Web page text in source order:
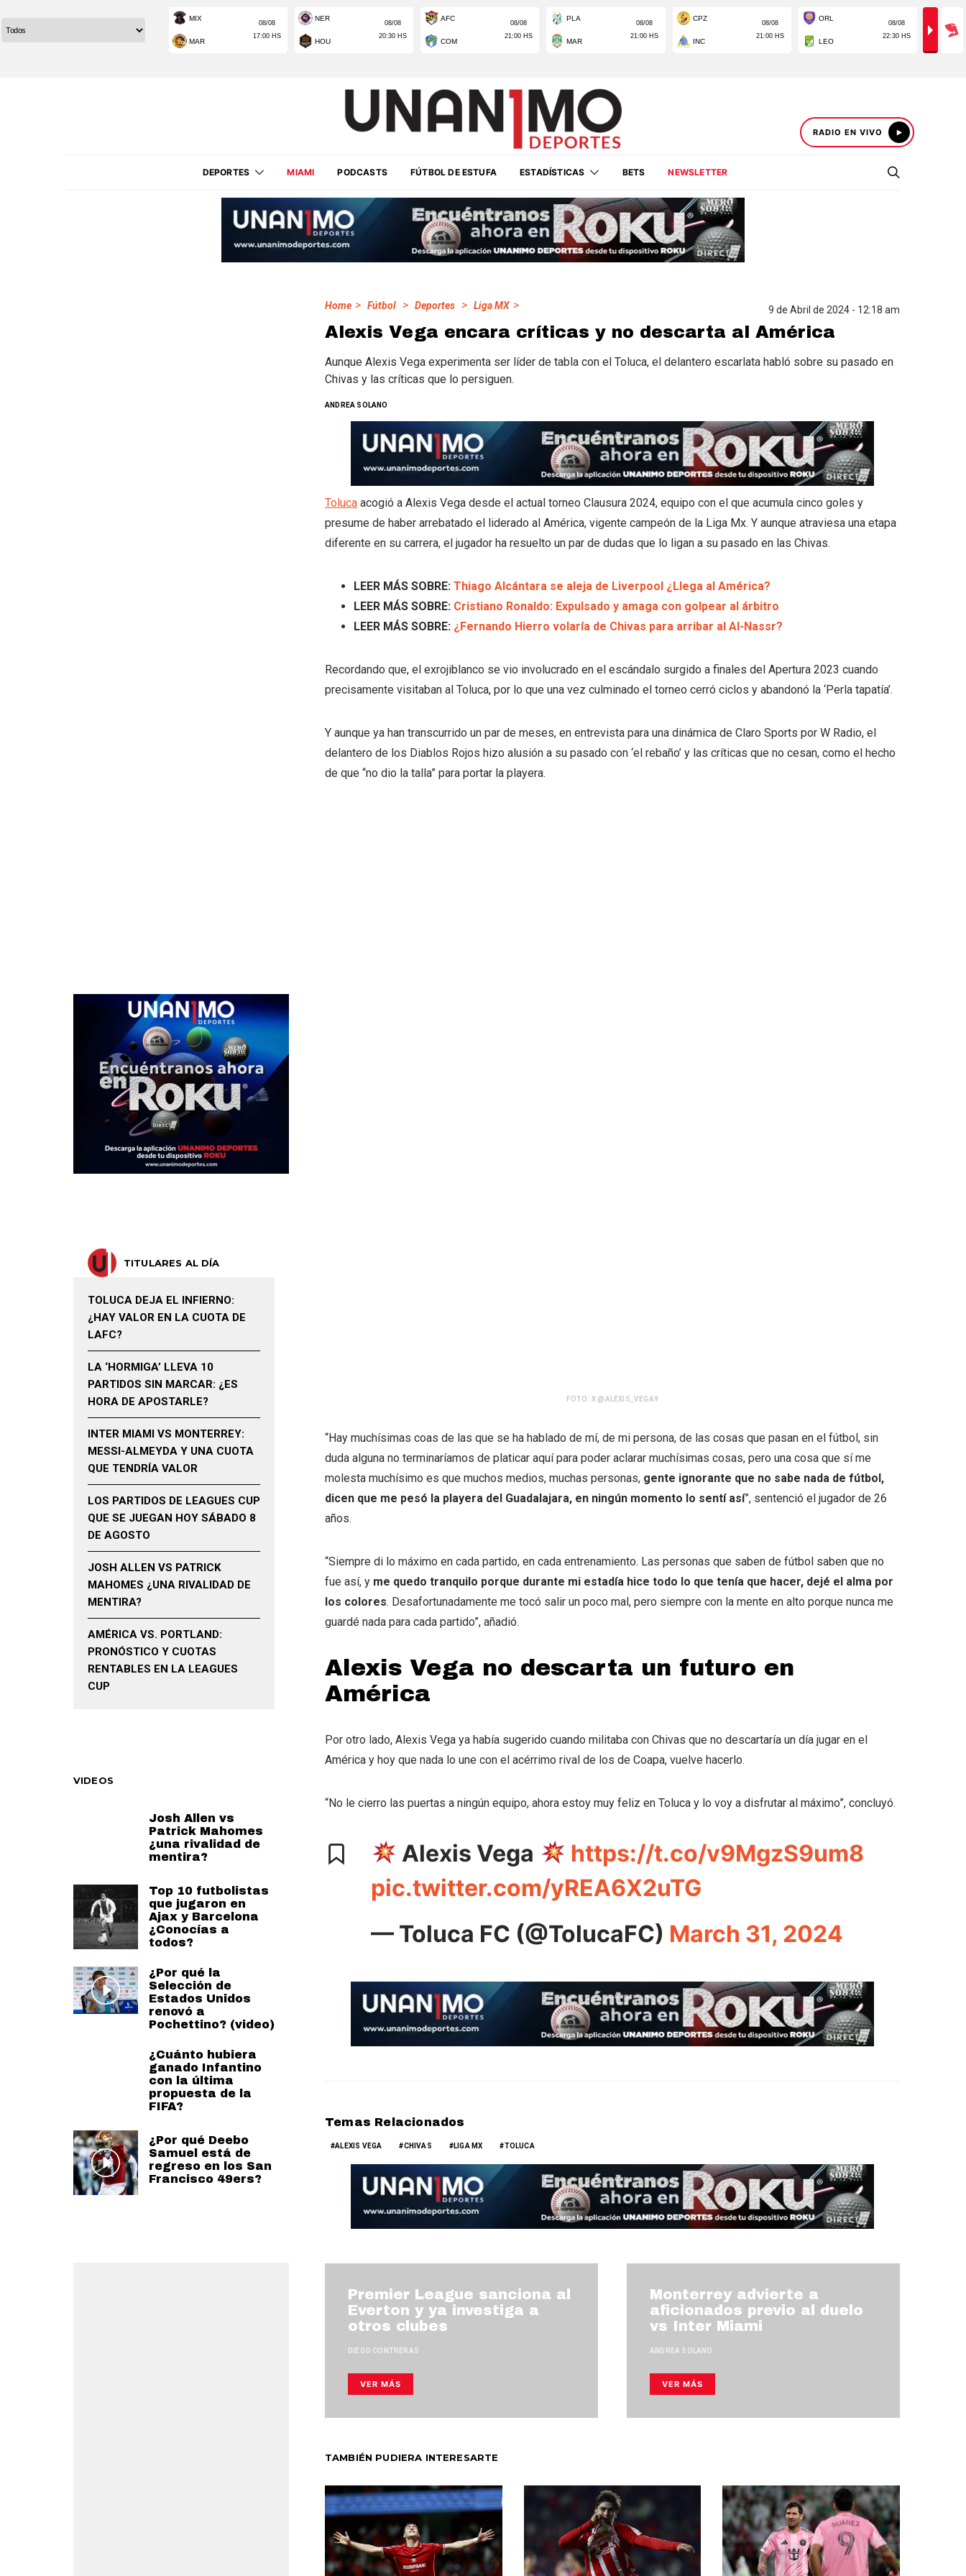
RADIO EN VIVO
DEPORTES MIAMI PODCASTS FÚTBOL DE ESTUFA ESTADÍSTICAS BETS NEWSLETTER
Home > Fútbol > Deportes > Liga MX > 9 de Abril de 2024 - 12:18 am
Alexis Vega encara críticas y no descarta al América
Aunque Alexis Vega experimenta ser líder de tabla con el Toluca, el delantero escarlata habló sobre su pasado en
Chivas y las críticas que lo persiguen.
ANDREA SOLANO
Toluca acogió a Alexis Vega desde el actual torneo Clausura 2024, equipo con el que acumula cinco goles y
presume de haber arrebatado el liderado al América, vigente campeón de la Liga Mx. Y aunque atraviesa una etapa
diferente en su carrera, el jugador ha resuelto un par de dudas que lo ligan a su pasado en las Chivas.
LEER MÁS SOBRE: Thiago Alcántara se aleja de Liverpool ¿Llega al América?
LEER MÁS SOBRE: Cristiano Ronaldo: Expulsado y amaga con golpear al árbitro
LEER MÁS SOBRE: ¿Fernando Hierro volaría de Chivas para arribar al Al-Nassr?
Recordando que, el exrojiblanco se vio involucrado en el escándalo surgido a finales del Apertura 2023 cuando
precisamente visitaban al Toluca, por lo que una vez culminado el torneo cerró ciclos y abandonó la ‘Perla tapatía’.
Y aunque ya han transcurrido un par de meses, en entrevista para una dinámica de Claro Sports por W Radio, el
delantero de los Diablos Rojos hizo alusión a su pasado con ‘el rebaño’ y las críticas que no cesan, como el hecho
de que “no dio la talla” para portar la playera.
FOTO: X @ALEXIS_VEGA9
“Hay muchísimas coas de las que se ha hablado de mí, de mi persona, de las cosas que pasan en el fútbol, sin
duda alguna no terminaríamos de platicar aquí para poder aclarar muchísimas cosas, pero una cosa que sí me
molesta muchísimo es que muchos medios, muchas personas, gente ignorante que no sabe nada de fútbol,
dicen que me pesó la playera del Guadalajara, en ningún momento lo sentí así”, sentenció el jugador de 26
años.
“Siempre di lo máximo en cada partido, en cada entrenamiento. Las personas que saben de fútbol saben que no
fue así, y me quedo tranquilo porque durante mi estadía hice todo lo que tenía que hacer, dejé el alma por
los colores. Desafortunadamente me tocó salir un poco mal, pero siempre con la mente en alto porque nunca me
guardé nada para cada partido”, añadió.
Alexis Vega no descarta un futuro en
América
Por otro lado, Alexis Vega ya había sugerido cuando militaba con Chivas que no descartaría un día jugar en el
América y hoy que nada lo une con el acérrimo rival de los de Coapa, vuelve hacerlo.
“No le cierro las puertas a ningún equipo, ahora estoy muy feliz en Toluca y lo voy a disfrutar al máximo”, concluyó.
Alexis Vega
https://t.co/v9MgzS9um8
pic.twitter.com/yREA6X2uTG
— Toluca FC (@TolucaFC) March 31, 2024
Temas Relacionados
ALEXIS VEGA CHIVAS LIGA MX TOLUCA
Premier League sanciona al
Everton y ya investiga a
otros clubes
DIEGO CONTRERAS
VER MÁS
Monterrey advierte a
aficionados previo al duelo
vs Inter Miami
ANDREA SOLANO
VER MÁS
TAMBIÉN PUDIERA INTERESARTE
TITULARES AL DÍA
TOLUCA DEJA EL INFIERNO:
¿HAY VALOR EN LA CUOTA DE
LAFC?
LA ‘HORMIGA’ LLEVA 10
PARTIDOS SIN MARCAR: ¿ES
HORA DE APOSTARLE?
INTER MIAMI VS MONTERREY:
MESSI-ALMEYDA Y UNA CUOTA
QUE TENDRÍA VALOR
LOS PARTIDOS DE LEAGUES CUP
QUE SE JUEGAN HOY SÁBADO 8
DE AGOSTO
JOSH ALLEN VS PATRICK
MAHOMES ¿UNA RIVALIDAD DE
MENTIRA?
AMÉRICA VS. PORTLAND:
PRONÓSTICO Y CUOTAS
RENTABLES EN LA LEAGUES
CUP
VIDEOS
Josh Allen vs
Patrick Mahomes
¿una rivalidad de
mentira?
Top 10 futbolistas
que jugaron en
Ajax y Barcelona
¿Conocías a
todos?
¿Por qué la
Selección de
Estados Unidos
renovó a
Pochettino? (video)
¿Cuánto hubiera
ganado Infantino
con la última
propuesta de la
FIFA?
¿Por qué Deebo
Samuel está de
regreso en los San
Francisco 49ers?